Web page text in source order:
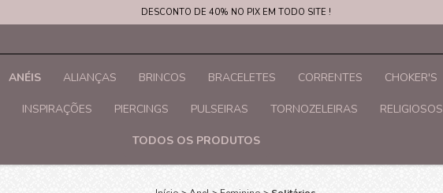
DESCONTO DE 40% NO PIX EM TODO SITE !
ANÉIS ALIANÇAS BRINCOS BRACELETES CORRENTES CHOKER'S
INSPIRAÇÕES PIERCINGS PULSEIRAS TORNOZELEIRAS RELIGIOSOS
TODOS OS PRODUTOS